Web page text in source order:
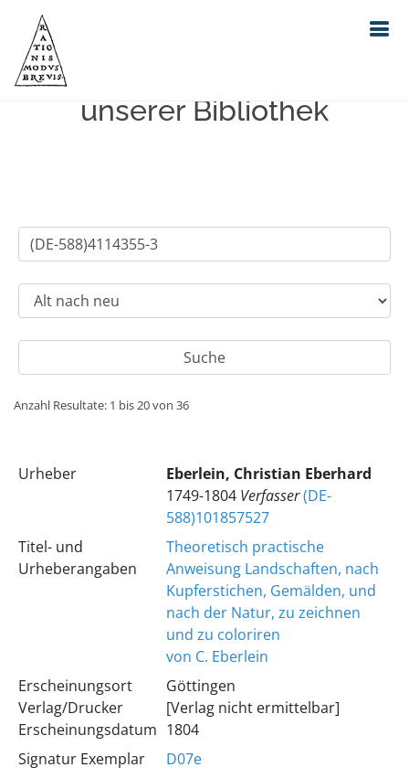
Einfache Suche im Bestand
unserer Bibliothek
Anzahl Resultate: 1 bis 20 von 36
Urheber
Eberlein, Christian Eberhard
1749-1804 Verfasser(DE-
588)101857527
Titel- und
Urheberangaben
Theoretisch practische
Anweisung Landschaften, nach
Kupferstichen, Gemälden, und
nach der Natur, zu zeichnen
und zu coloriren
von C. Eberlein
Erscheinungsort
Verlag/Drucker
Erscheinungsdatum
Göttingen
[Verlag nicht ermittelbar]
1804
Signatur Exemplar
D07e